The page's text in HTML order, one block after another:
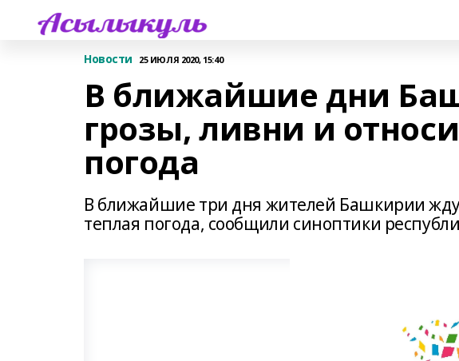
Новости 25 ИЮЛЯ 2020, 15:40
В ближайшие дни
грозы, ливни и
погода
В ближайшие три дня жителей Башкирии
теплая погода, сообщили синоптики